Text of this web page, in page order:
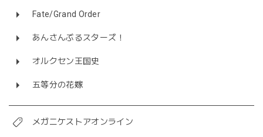
Fate/Grand Order
あんさんぶるスターズ！
オルクセン王国史
五等分の花嫁
メガニケストアオンライン